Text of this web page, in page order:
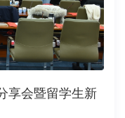
股份有限公司、玛氏全
等地参观学习。同学
启动以来，“探知未
态环境研究中心作为
经验，是国内公益教
了成功样本。活动着
享会暨留学生新